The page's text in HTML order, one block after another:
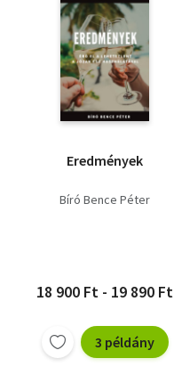
Eredmények
Bíró Bence Péter
18 900 Ft - 19 890 Ft
3 példány